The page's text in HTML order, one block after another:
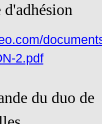
d'adhésion
2.pdf
du duo de